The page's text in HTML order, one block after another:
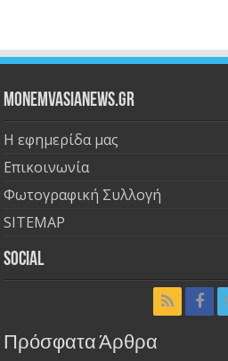
Monemvasianews.gr
Η εφημερίδα μας
Επικοινωνία
Φωτογραφική Συλλογή
SITEMAP
Social
Πρόσφατα Άρθρα